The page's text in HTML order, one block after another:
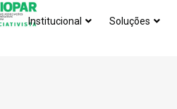
Institucional Soluções